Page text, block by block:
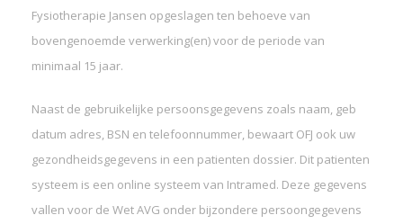
Fysiotherapie Jansen opgeslagen ten behoeve van
bovengenoemde verwerking(en) voor de periode van
minimaal 15 jaar.
Naast de gebruikelijke persoonsgegevens zoals naam, geb
datum adres, BSN en telefoonnummer, bewaart OFJ ook uw
gezondheidsgegevens in een patienten dossier. Dit patienten
systeem is een online systeem van Intramed. Deze gegevens
vallen voor de Wet AVG onder bijzondere persoongegevens